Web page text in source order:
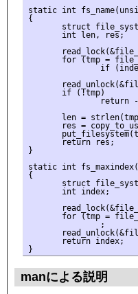
static int
{
struct
       int len, res;
for (tmp =
if
       if (!tmp)
return
len =
res =
       return res;
}
static int
{
struct
       int index;
for (tmp =
               ;
       return index;
manによる説明